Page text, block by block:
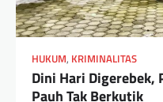
HUKUM, KRIMINALITAS
Dini Hari Digerebek,
Pauh Tak Berkutik